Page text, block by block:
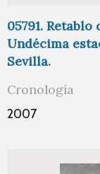
05791.
Undécima
Sevilla.
Cronología
2007